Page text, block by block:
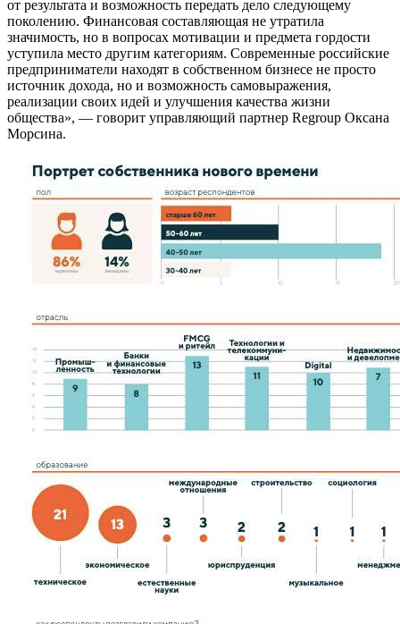
от результата и возможность передать дело следующему
поколению. Финансовая составляющая не утратила
значимость, но в вопросах мотивации и предмета гордости
уступила место другим категориям. Современные российские
предприниматели находят в собственном бизнесе не просто
источник дохода, но и возможность самовыражения,
реализации своих идей и улучшения качества жизни
общества», — говорит управляющий партнер Regroup Оксана
Морсина.